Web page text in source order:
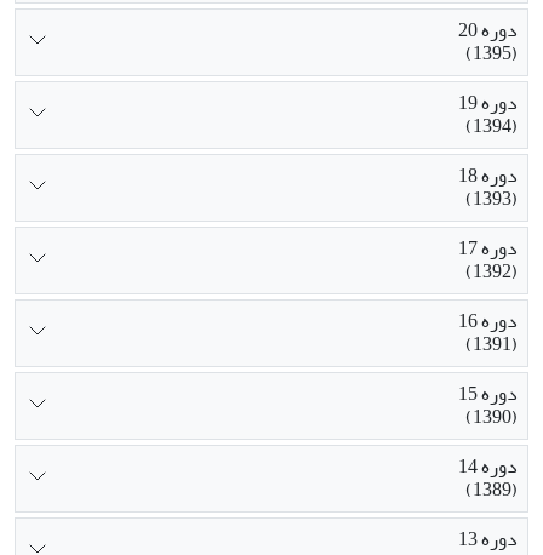
دوره 20
(1395)
دوره 19
(1394)
دوره 18
(1393)
دوره 17
(1392)
دوره 16
(1391)
دوره 15
(1390)
دوره 14
(1389)
دوره 13